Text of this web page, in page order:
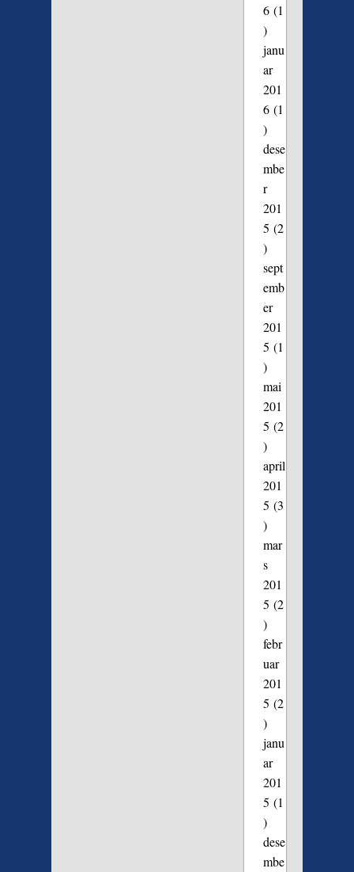
6(1
)
janu
ar
201
6(1
)
dese
mbe
r
201
5 (2
)
sept
emb
er
201
5 (1
)
mai
201
5 (2
)
april
201
5 (3
)
mar
s
201
5 (2
)
febr
uar
201
5 (2
)
janu
ar
201
5 (1
)
dese
mbe